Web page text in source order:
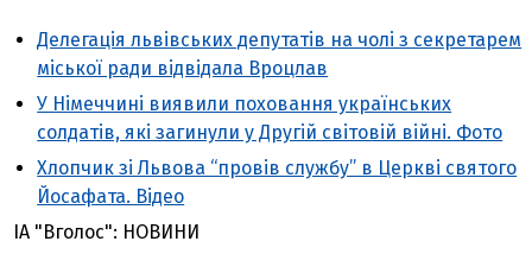
Делегація львівських депутатів на чолі з секретарем
міської ради відвідала Вроцлав
У Німеччині виявили поховання українських
солдатів, які загинули у Другій світовій війні. Фото
Хлопчик зі Львова “провів службу” в Церкві святого
Йосафата. Відео
ІА "Вголос": НОВИНИ